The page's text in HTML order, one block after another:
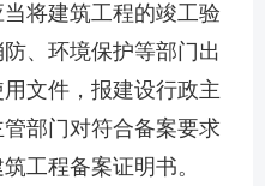
将建筑工程的竣工验
、环境保护等部门出
文件，报建设行政主
部门对符合备案要求
工程备案证明书。